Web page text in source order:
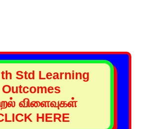
Std Learning
Outcomes
விளைவுகள்
HERE